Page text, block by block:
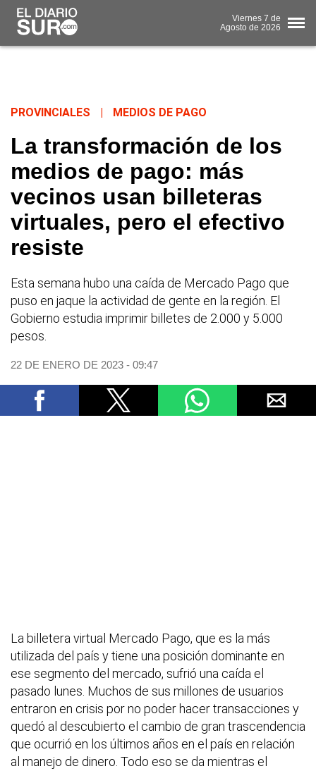
Viernes 7 de
Agosto de 2026
PROVINCIALES MEDIOS DE PAGO
La transformación de los
medios de pago: más
vecinos usan billeteras
virtuales, pero el efectivo
resiste
Esta semana hubo una caída de Mercado Pago que
puso en jaque la actividad de gente en la región. El
Gobierno estudia imprimir billetes de 2.000 y 5.000
pesos.
22 DE ENERO DE 2023 - 09:47
La billetera virtual Mercado Pago, que es la más
utilizada del país y tiene una posición dominante en
ese segmento del mercado, sufrió una caída el
pasado lunes. Muchos de sus millones de usuarios
entraron en crisis por no poder hacer transacciones y
quedó al descubierto el cambio de gran trascendencia
que ocurrió en los últimos años en el país en relación
al manejo de dinero. Todo eso se da mientras el